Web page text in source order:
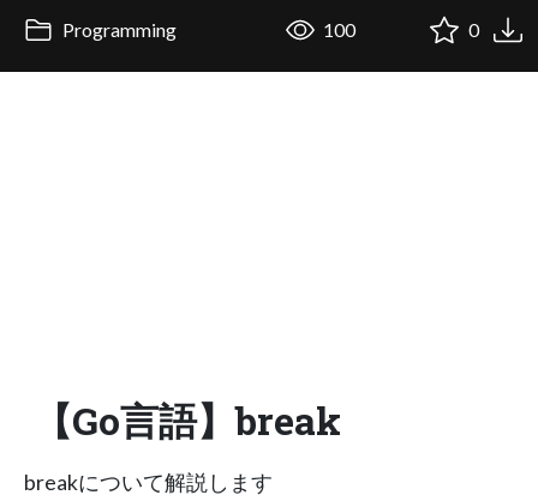
Programming 100 0
【Go言語】break
breakについて解説します